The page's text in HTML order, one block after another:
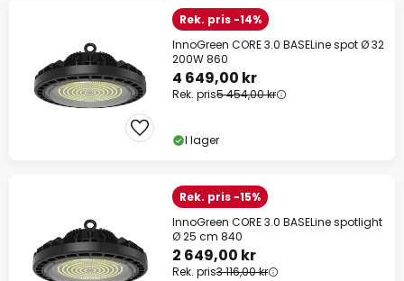
Rek. pris -14%
InnoGreen CORE 3.0 BASELine spot Ø 32
200W 860
4 649,00 kr
Rek. pris5 454,00 kr
I lager
Rek. pris -15%
InnoGreen CORE 3.0 BASELine spotlight
Ø 25 cm 840
2 649,00 kr
Rek. pris3 116,00 kr